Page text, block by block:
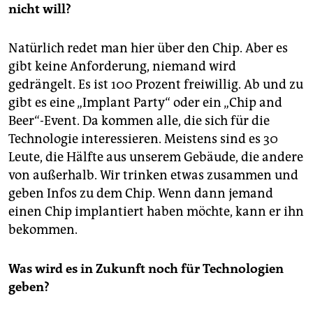
nicht will?
Natürlich redet man hier über den Chip. Aber es
gibt keine Anforderung, niemand wird
gedrängelt. Es ist 100 Prozent freiwillig. Ab und zu
gibt es eine „Implant Party“ oder ein „Chip and
Beer“-Event. Da kommen alle, die sich für die
Technologie interessieren. Meistens sind es 30
Leute, die Hälfte aus unserem Gebäude, die andere
von außerhalb. Wir trinken etwas zusammen und
geben Infos zu dem Chip. Wenn dann jemand
einen Chip implantiert haben möchte, kann er ihn
bekommen.
Was wird es in Zukunft noch für Technologien
geben?